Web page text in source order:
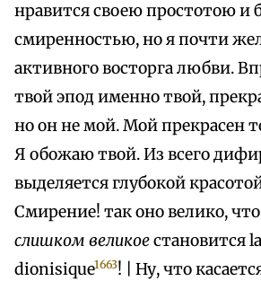
нравится своею простотою и
смиренностью, но я почти
активного восторга любви.
твой эпод именно твой,
но он не мой. Мой прекрасен
Я обожаю твой. Из всего
выделяется глубокой
Смирение! так оно велико, что
слишком великоестановится
dionisique1663! | Ну, что